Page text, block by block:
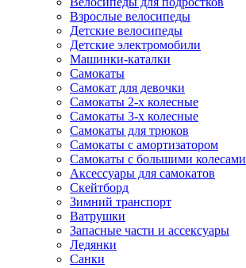
Взрослые велосипеды
Детские велосипеды
Детские электромобили
Машинки-каталки
Самокаты
Самокат для девочки
Самокаты 2-х колесные
Самокаты 3-х колесные
Самокаты для трюков
Самокаты с амортизатором
Самокаты с большими колесами
Аксессуары для самокатов
Скейтборд
Зимний транспорт
Ватрушки
Запасные части и ассексуары
Ледянки
Санки